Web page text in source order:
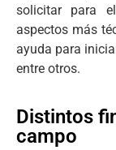
solicitar para
aspectos más
ayuda para
entre otros.
Distintos
campo